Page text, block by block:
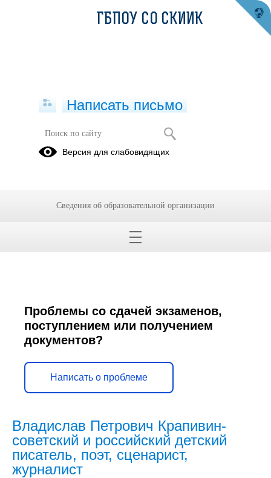
Проблемы со сдачей экзаменов,
поступлением или получением
документов?
Написать о проблеме
Владислав Петрович Крапивин-
советский и российский детский
писатель, поэт, сценарист,
журналист
ГБПОУ СО СКИИК
Написать письмо
Версия для слабовидящих
Сведения об образовательной организации